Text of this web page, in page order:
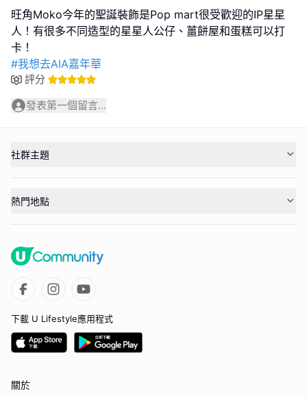
旺角Moko今年的聖誕裝飾是Pop mart很受歡迎的IP星星
人！有很多不同造型的星星人公仔、薑餅屋和蛋糕可以打
#我想去AIA嘉年華
評分
發表第一個留言...
社群主題
熱門地點
下載 U Lifestyle應用程式
關於